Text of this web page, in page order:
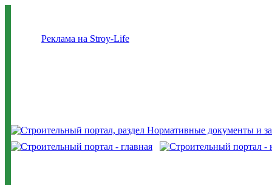
Реклама на Stroy-Life